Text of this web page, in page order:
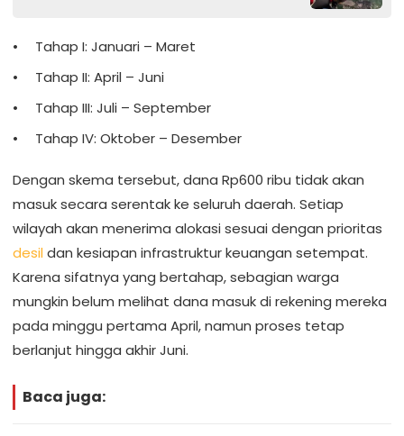
Tahap I: Januari – Maret
Tahap II: April – Juni
Tahap III: Juli – September
Tahap IV: Oktober – Desember
Dengan skema tersebut, dana Rp600 ribu tidak akan
masuk secara serentak ke seluruh daerah. Setiap
wilayah akan menerima alokasi sesuai dengan prioritas
desildan kesiapan infrastruktur keuangan setempat.
Karena sifatnya yang bertahap, sebagian warga
mungkin belum melihat dana masuk di rekening mereka
pada minggu pertama April, namun proses tetap
berlanjut hingga akhir Juni.
Baca juga: